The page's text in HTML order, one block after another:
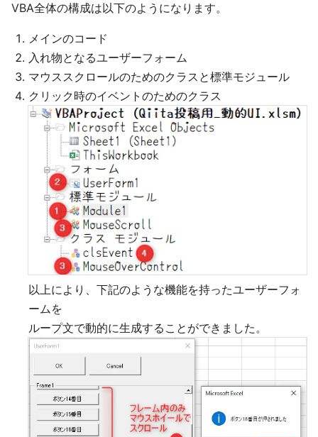
VBA全体の構成は以下のようになります。
メインのコード
入れ物となるユーザーフォーム
マウススクロールのためのクラスと標準モジュール
クリック時のイベントのためのクラス
以上により、下記のような機能を持ったユーザーフォ
ームを
ループ文で動的に生成することができました。